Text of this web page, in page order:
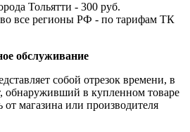
Тольятти - 300 руб.
все регионы РФ - по тарифам ТК
обслуживание
собой отрезок времени, в
обнаруживший в купленном товаре
от магазина или производителя